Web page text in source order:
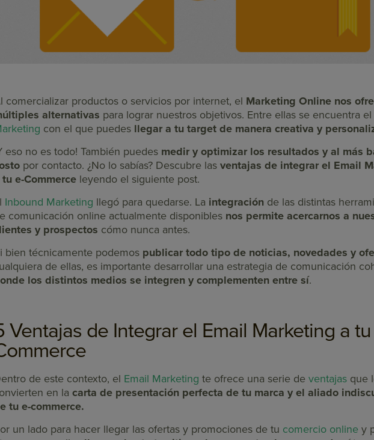
comercializar productos o servicios por internet, el Marketing Online nos
alternativas para lograr nuestros objetivos. Entre ellas se encuentra el
con el que puedes llegar a tu target de manera creativa y
eso no es todo! También puedes medir y optimizar los resultados y al más
por contacto. ¿No lo sabías? Descubre las ventajas de integrar el Email
tu e-Commerce leyendo el siguiente post.
Inbound Marketing llegó para quedarse. La integración de las distintas
comunicación online actualmente disponibles nos permite acercarnos a
y prospectos cómo nunca antes.
bien técnicamente podemos publicar todo tipo de noticias, novedades y
de ellas, es importante desarrollar una estrategia de comunicación
los distintos medios se integren y complementen entre sí.
Ventajas de Integrar el Email Marketing a
de este contexto, el Email Marketing te ofrece una serie de ventajas que
en la carta de presentación perfecta de tu marca y el aliado
tu e-commerce.
un lado para hacer llegar las ofertas y promociones de tu comercio online y